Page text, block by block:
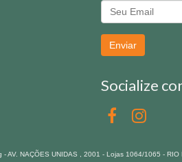
Enviar
Socialize
AV. NAÇÕES UNIDAS , 2001 - Lojas 1064/1065 - RIO